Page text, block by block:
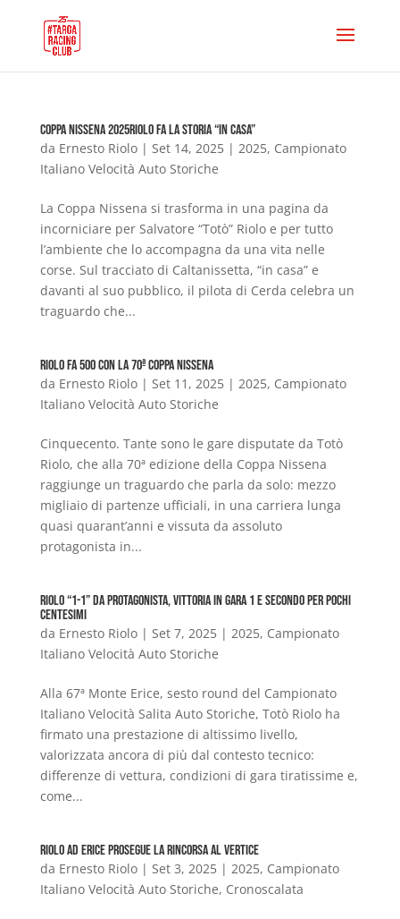
Coppa Nissena 2025Riolo fa la storia “in casa”
da Ernesto Riolo| Set 14, 2025| 2025, Campionato
Italiano Velocità Auto Storiche
La Coppa Nissena si trasforma in una pagina da
incorniciare per Salvatore “Totò” Riolo e per tutto
l’ambiente che lo accompagna da una vita nelle
corse. Sul tracciato di Caltanissetta, “in casa” e
davanti al suo pubblico, il pilota di Cerda celebra un
traguardo che...
Riolo fa 500 con la 70ª Coppa Nissena
da Ernesto Riolo| Set 11, 2025| 2025, Campionato
Italiano Velocità Auto Storiche
Cinquecento. Tante sono le gare disputate da Totò
Riolo, che alla 70ª edizione della Coppa Nissena
raggiunge un traguardo che parla da solo: mezzo
migliaio di partenze ufficiali, in una carriera lunga
quasi quarant’anni e vissuta da assoluto
protagonista in...
Riolo “1-1” da protagonista, vittoria in Gara 1 e secondo per pochi
centesimi
da Ernesto Riolo| Set 7, 2025| 2025, Campionato
Italiano Velocità Auto Storiche
Alla 67ª Monte Erice, sesto round del Campionato
Italiano Velocità Salita Auto Storiche, Totò Riolo ha
firmato una prestazione di altissimo livello,
valorizzata ancora di più dal contesto tecnico:
differenze di vettura, condizioni di gara tiratissime e,
come...
Riolo ad Erice prosegue la rincorsa al vertice
da Ernesto Riolo| Set 3, 2025| 2025, Campionato
Italiano Velocità Auto Storiche, Cronoscalata